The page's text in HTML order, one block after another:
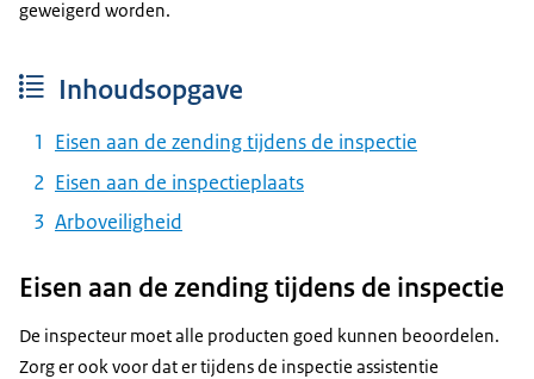
geweigerd worden.
Inhoudsopgave
Eisen aan de zending tijdens de inspectie
Eisen aan de inspectieplaats
Arboveiligheid
Eisen aan de zending tijdens de inspectie
De inspecteur moet alle producten goed kunnen beoordelen.
Zorg er ook voor dat er tijdens de inspectie assistentie